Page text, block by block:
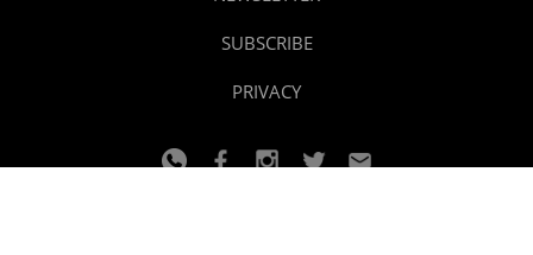
SUBSCRIBE
PRIVACY